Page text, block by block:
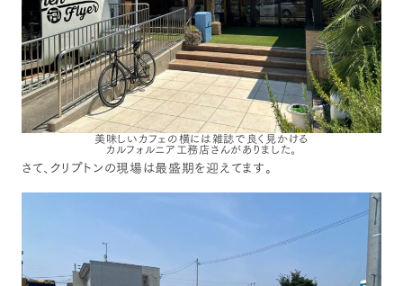
美味しいカフェの横には雑誌で良く見かける
カルフォルニア工務店さんがありました。
さて、クリプトンの現場は最盛期を迎えてます。